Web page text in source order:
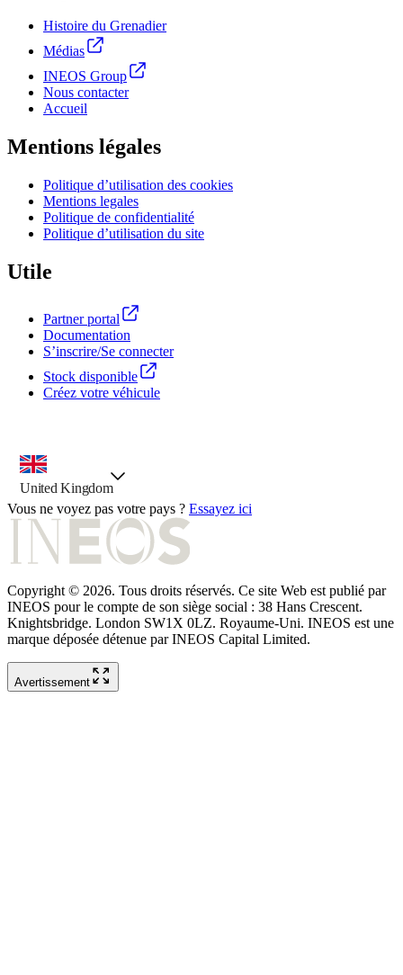
Histoire du Grenadier
Médias
INEOS Group
Nous contacter
Accueil
Mentions légales
Politique d’utilisation des cookies
Mentions legales
Politique de confidentialité
Politique d’utilisation du site
Utile
Partner portal
Documentation
S’inscrire/Se connecter
Stock disponible
Créez votre véhicule
outil de sélection de pays, option présélectionnée
United Kingdom
Vous ne voyez pas votre pays ? Essayez ici
Copyright © 2026. Tous droits réservés. Ce site Web est publié par
INEOS pour le compte de son siège social : 38 Hans Crescent.
Knightsbridge. London SW1X 0LZ. Royaume-Uni. INEOS est une
marque déposée détenue par INEOS Capital Limited.
Avertissement